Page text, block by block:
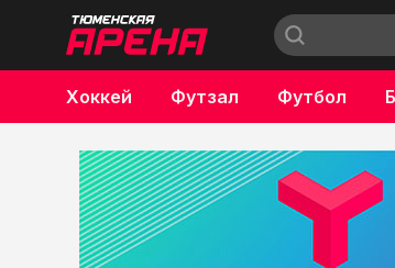
Хоккей Футзал Футбол
Бокс